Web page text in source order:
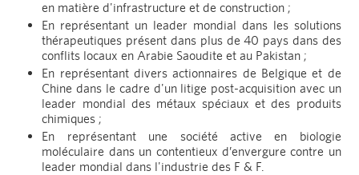
en matière d'infrastructure et de construction ;
En représentant un leader mondial dans les solutions
thérapeutiques présent dans plus de 40 pays dans des
conflits locaux en Arabie Saoudite et au Pakistan ;
En représentant divers actionnaires de Belgique et de
Chine dans le cadre d'un litige post-acquisition avec un
leader mondial des métaux spéciaux et des produits
chimiques ;
En représentant une société active en biologie
moléculaire dans un contentieux d’envergure contre un
leader mondial dans l'industrie des F & F.